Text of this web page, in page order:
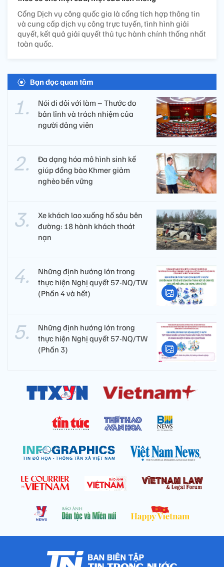
Cổng Dịch vụ công quốc gia là cổng tích hợp thông tin
và cung cấp dịch vụ công trực tuyến, tình hình giải
quyết, kết quả giải quyết thủ tục hành chính thống nhất
toàn quốc.
Bạn đọc quan tâm
Nói đi đôi với làm – Thước đo
bản lĩnh và trách nhiệm của
người đảng viên​
Đa dạng hóa mô hình sinh kế
giúp đồng bào Khmer giảm
nghèo bền vững
Xe khách lao xuống hố sâu bên
đường: 18 hành khách thoát
nạn
Những định hướng lớn trong
thực hiện Nghị quyết 57-NQ/TW
(Phần 4 và hết)
Những định hướng lớn trong
thực hiện Nghị quyết 57-NQ/TW
(Phần 3)